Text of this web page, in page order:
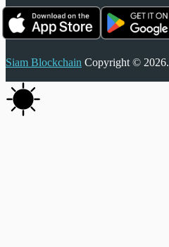
Siam Blockchain Copyright © 2026.